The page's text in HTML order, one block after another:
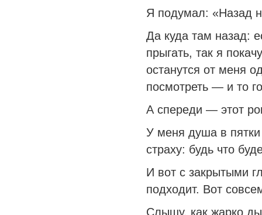
Я подумал: «Назад
Да куда там назад:
прыгать, так я
останутся от меня
посмотреть — и то
А спереди — этот
У меня душа в
страху: будь что
И вот с закрытыми
подходит. Вот
Слышу, как жарко